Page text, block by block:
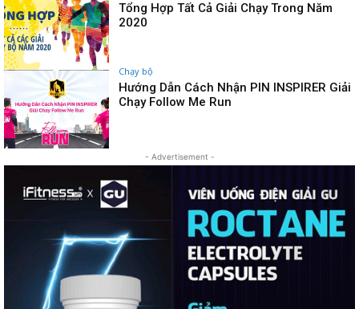
Tổng Hợp Tất Cả Giải Chạy Trong Năm
2020
Chạy bộ
Hướng Dẫn Cách Nhận PIN INSPIRER Giải
Chạy Follow Me Run
- Advertisement -